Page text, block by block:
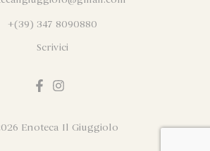
+(39) 347 8090880
Scrivici
Enoteca Il Giuggiolo